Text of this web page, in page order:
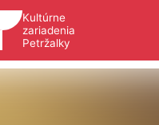
Kultúrne
zariadenia
Petržalky